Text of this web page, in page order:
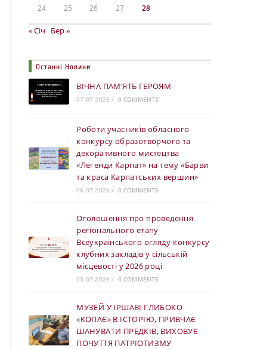
24 25 26 27 28
« Січ Бер »
Останні Новини
ВІЧНА ПАМ’ЯТЬ ГЕРОЯМ
07.07.2026 / 0 COMMENTS
Роботи учасників обласного
конкурсу образотворчого та
декоративного мистецтва
«Легенди Карпат» на тему «Барви
та краса Карпатських вершин»
06.07.2026 / 0 COMMENTS
Оголошення про проведення
регіонального етапу
Всеукраїнського огляду-конкурсу
клубних закладів у сільській
місцевості у 2026 році
03.07.2026 / 0 COMMENTS
МУЗЕЙ У ІРШАВІ ГЛИБОКО
«КОПАЄ» В ІСТОРІЮ, ПРИВЧАЄ
ШАНУВАТИ ПРЕДКІВ, ВИХОВУЄ
ПОЧУТТЯ ПАТРІОТИЗМУ